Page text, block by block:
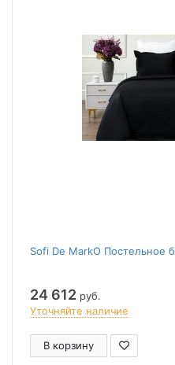
Sofi De MarkO Постельное
24 612 руб.
Уточняйте наличие
В корзину